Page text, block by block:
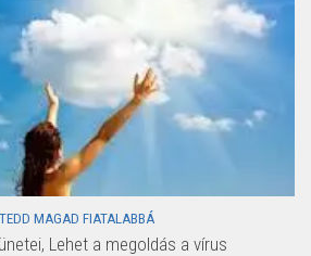
TEDD MAGAD FIATALABBÁ
Lehet a megoldás a vírus